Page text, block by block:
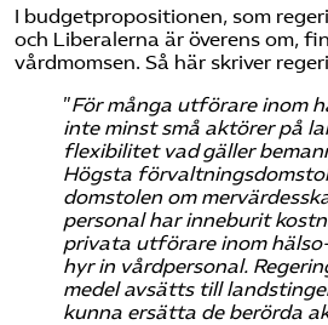
Logga in på Arbetsgivarguiden
Press
In English
I budgetpropositionen, som
och Liberalerna är överens om,
vårdmomsen. Så här skriver
”För många utförare inom
inte minst små aktörer på
flexibilitet vad gäller
Högsta
domstolen om
personal har inneburit
privata utförare inom
hyr in vårdpersonal.
medel avsätts till
kunna ersätta de berörda